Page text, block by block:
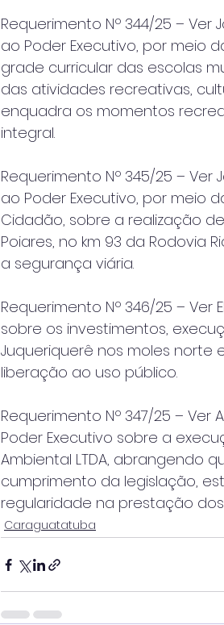
Requerimento Nº 344/25 – Ver
ao Poder Executivo, por meio
grade curricular das escolas
das atividades recreativas,
enquadra os momentos
integral.
Requerimento Nº 345/25 – Ver
ao Poder Executivo, por meio
Cidadão, sobre a realização
Poiares, no km 93 da Rodovia
a segurança viária.
Requerimento Nº 346/25 – Ver
sobre os investimentos,
Juqueriquerê nos moles norte
liberação ao uso público.
Requerimento Nº 347/25 –
Poder Executivo sobre a
Ambiental LTDA, abrangendo
cumprimento da legislação,
regularidade na prestação dos
Caraguatatuba